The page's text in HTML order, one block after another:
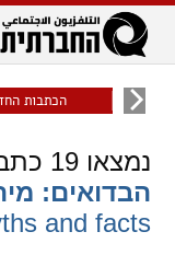
visibility_off
ביטול הבהובים
הכתבות
נמצאו19
הבדואים:
and facts